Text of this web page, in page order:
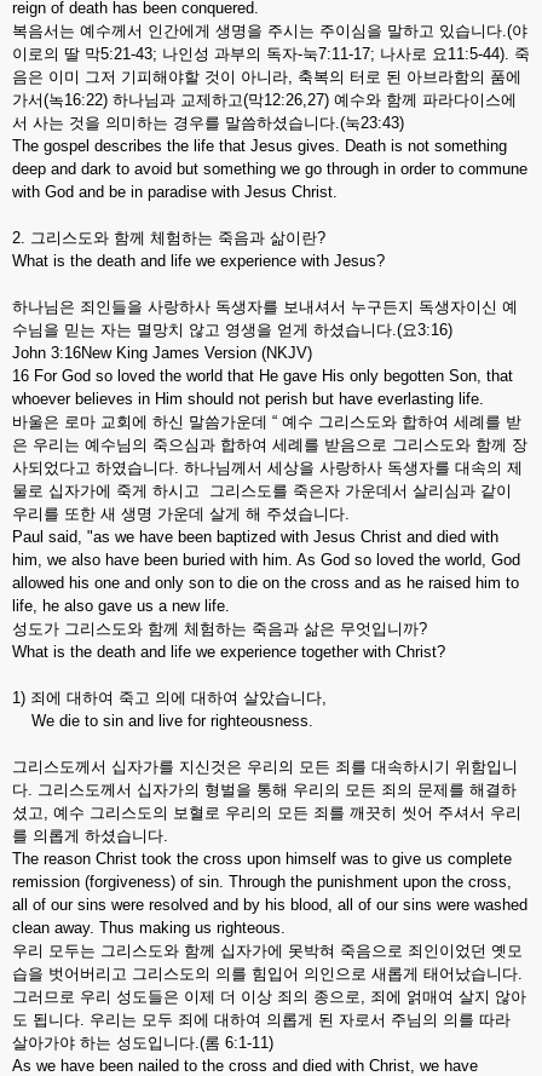
reign of death has been conquered.
복음서는 예수께서 인간에게 생명을 주시는 주이심을 말하고 있습니다.(야
이로의 딸 막5:21-43; 나인성 과부의 독자-눅7:11-17; 나사로 요11:5-44). 죽
음은 이미 그저 기피해야할 것이 아니라, 축복의 터로 된 아브라함의 품에
가서(녹16:22) 하나님과 교제하고(막12:26,27) 예수와 함께 파라다이스에
서 사는 것을 의미하는 경우를 말씀하셨습니다.(눅23:43)
The gospel describes the life that Jesus gives. Death is not something
deep and dark to avoid but something we go through in order to commune
with God and be in paradise with Jesus Christ.
2. 그리스도와 함께 체험하는 죽음과 삶이란?
What is the death and life we experience with Jesus?
하나님은 죄인들을 사랑하사 독생자를 보내셔서 누구든지 독생자이신 예
수님을 믿는 자는 멸망치 않고 영생을 얻게 하셨습니다.(요3:16)
John 3:16New King James Version (NKJV)
16 For God so loved the world that He gave His only begotten Son, that
whoever believes in Him should not perish but have everlasting life.
바울은 로마 교회에 하신 말씀가운데 “ 예수 그리스도와 합하여 세례를 받
은 우리는 예수님의 죽으심과 합하여 세례를 받음으로 그리스도와 함께 장
사되었다고 하였습니다. 하나님께서 세상을 사랑하사 독생자를 대속의 제
물로 십자가에 죽게 하시고 그리스도를 죽은자 가운데서 살리심과 같이
우리를 또한 새 생명 가운데 살게 해 주셨습니다.
Paul said, "as we have been baptized with Jesus Christ and died with
him, we also have been buried with him. As God so loved the world, God
allowed his one and only son to die on the cross and as he raised him to
life, he also gave us a new life.
성도가 그리스도와 함께 체험하는 죽음과 삶은 무엇입니까?
What is the death and life we experience together with Christ?
1) 죄에 대하여 죽고 의에 대하여 살았습니다,
We die to sin and live for righteousness.
그리스도께서 십자가를 지신것은 우리의 모든 죄를 대속하시기 위함입니
다. 그리스도께서 십자가의 형벌을 통해 우리의 모든 죄의 문제를 해결하
셨고, 예수 그리스도의 보혈로 우리의 모든 죄를 깨끗히 씻어 주셔서 우리
를 의롭게 하셨습니다.
The reason Christ took the cross upon himself was to give us complete
remission (forgiveness) of sin. Through the punishment upon the cross,
all of our sins were resolved and by his blood, all of our sins were washed
clean away. Thus making us righteous.
우리 모두는 그리스도와 함께 십자가에 못박혀 죽음으로 죄인이었던 옛모
습을 벗어버리고 그리스도의 의를 힘입어 의인으로 새롭게 태어났습니다.
그러므로 우리 성도들은 이제 더 이상 죄의 종으로, 죄에 얽매여 살지 않아
도 됩니다. 우리는 모두 죄에 대하여 의롭게 된 자로서 주님의 의를 따라
살아가야 하는 성도입니다.(롬 6:1-11)
As we have been nailed to the cross and died with Christ, we have